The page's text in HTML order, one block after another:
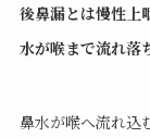
後鼻漏とは慢性上
水が喉まで流れ落
鼻水が喉へ流れ込